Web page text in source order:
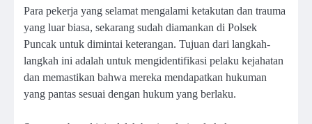
Para pekerja yang selamat mengalami ketakutan dan trauma
yang luar biasa, sekarang sudah diamankan di Polsek
Puncak untuk dimintai keterangan. Tujuan dari langkah-
langkah ini adalah untuk mengidentifikasi pelaku kejahatan
dan memastikan bahwa mereka mendapatkan hukuman
yang pantas sesuai dengan hukum yang berlaku.